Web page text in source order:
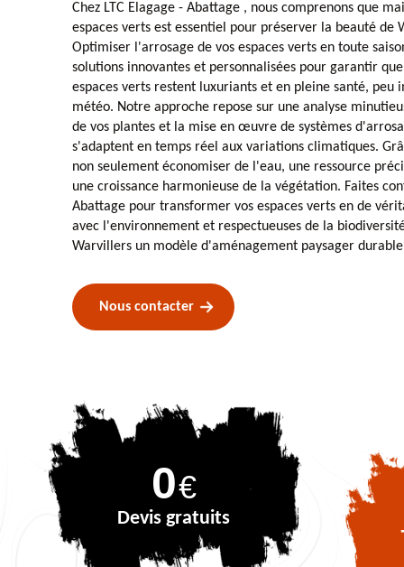
Chez LTC Elagage - Abattage , nous comprenons que
espaces verts est essentiel pour préserver la beauté de
Optimiser l'arrosage de vos espaces verts en toute
solutions innovantes et personnalisées pour garantir
espaces verts restent luxuriants et en pleine santé, peu
météo. Notre approche repose sur une analyse
de vos plantes et la mise en œuvre de systèmes
s'adaptent en temps réel aux variations climatiques.
non seulement économiser de l'eau, une ressource
une croissance harmonieuse de la végétation. Faites
Abattage pour transformer vos espaces verts en de
avec l'environnement et respectueuses de la
Warvillers un modèle d'aménagement paysager
Nous contacter
0€
Devis gratuits